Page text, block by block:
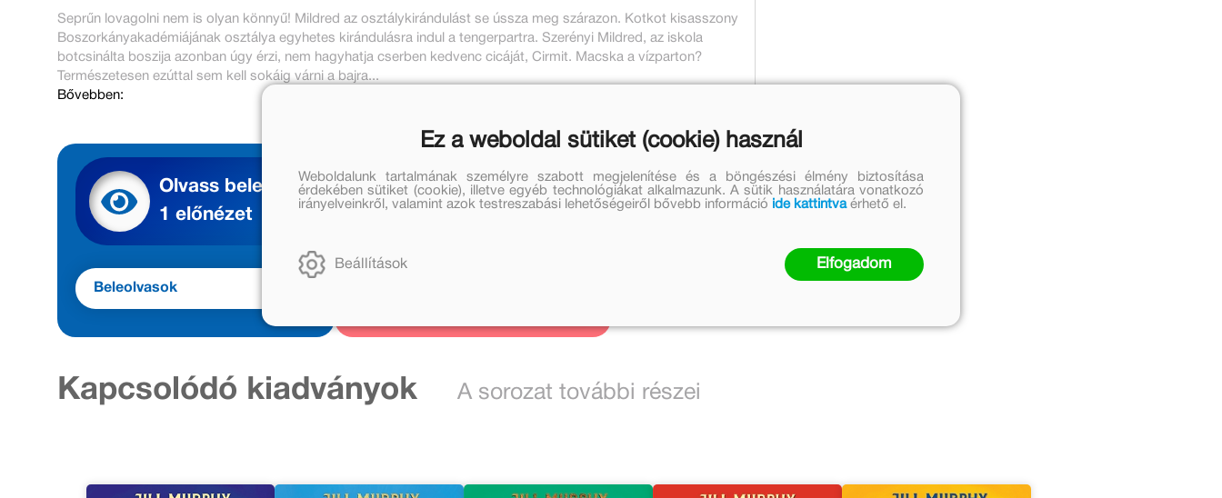
Seprűn lovagolni nem is olyan könnyű! Mildred az osztálykirándulást se ússza meg szárazon. Kotkot kisasszony
Boszorkányakadémiájának osztálya egyhetes kirándulásra indul a tengerpartra. Szerényi Mildred, az iskola
botcsinálta boszija azonban úgy érzi, nem hagyhatja cserben kedvenc cicáját, Cirmit. Macska a vízparton?
Természetesen ezúttal sem kell sokáig várni a bajra...
Bővebben:
Olvass bele
1 előnézet
Beleolvasok
Kapcsolódó
cikkek
Kapcsolódó kiadványok A sorozat további részei
Ez a weboldal sütiket (cookie) használ
Weboldalunk tartalmának személyre szabott megjelenítése és a böngészési élmény biztosítása
érdekében sütiket (cookie), illetve egyéb technológiákat alkalmazunk. A sütik használatára vonatkozó
irányelveinkről, valamint azok testreszabási lehetőségeiről bővebb információ ide kattintvaérhető el.
Beállítások Elfogadom